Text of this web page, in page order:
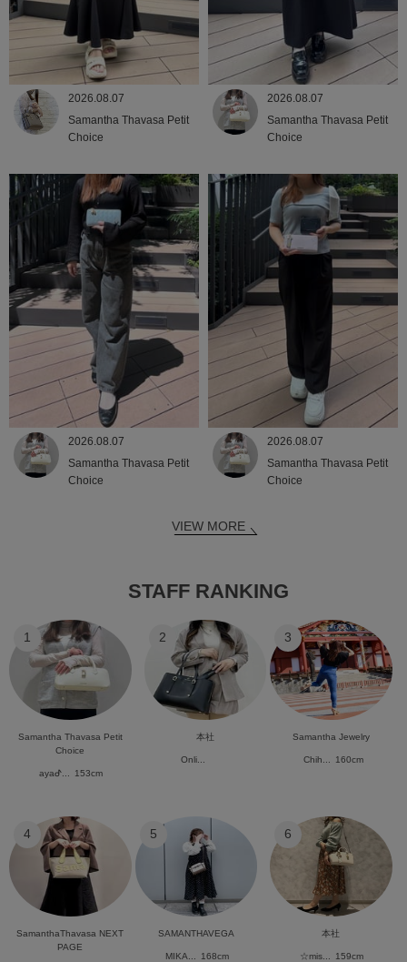
2026.08.07
Samantha Thavasa Petit
Choice
2026.08.07
Samantha Thavasa Petit
Choice
2026.08.07
Samantha Thavasa Petit
Choice
2026.08.07
Samantha Thavasa Petit
Choice
VIEW MORE
STAFF RANKING
1
Samantha Thavasa Petit
Choice
ayaᕷ... 153cm
2
本社
Onli...
3
Samantha Jewelry
Chih... 160cm
4
SamanthaThavasa NEXT
PAGE
5
SAMANTHAVEGA
MIKA... 168cm
6
本社
☆mis... 159cm